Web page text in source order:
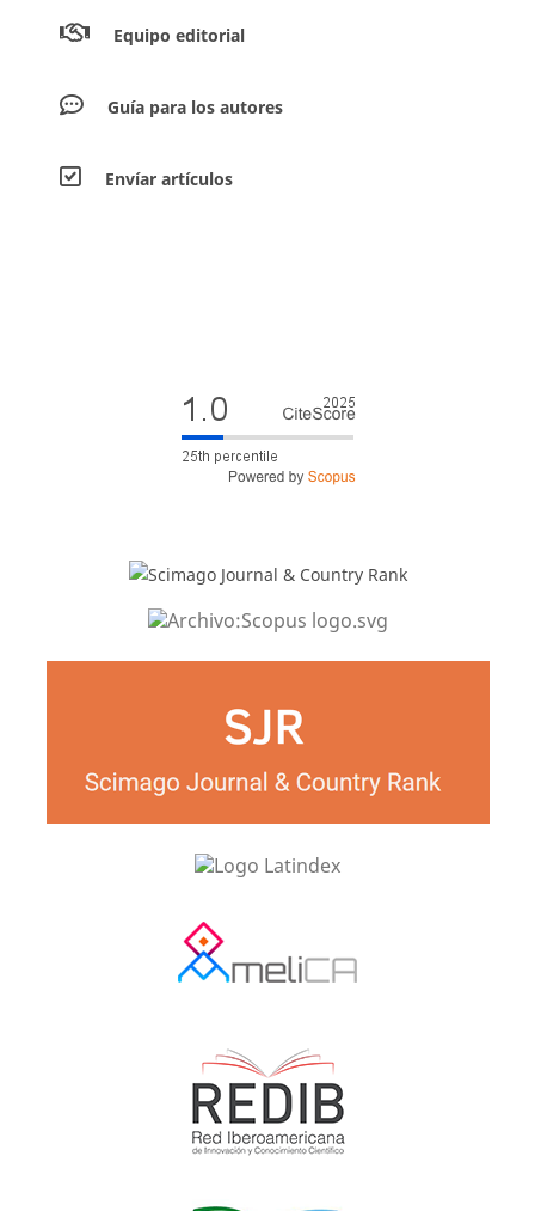
Equipo editorial
Guía para los autores
Envíar artículos